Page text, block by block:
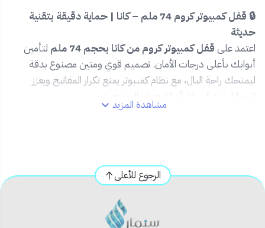
🔒 قفل كمبيوتر كروم 74 ملم – كانا | حماية دقيقة بتقنية
حديثة
اعتمد على قفل كمبيوتر كروم من كانا بحجم 74 ملم
لتأمين
أبوابك بأعلى درجات الأمان. تصميم قوي ومتين مصنوع بدقة
ليمنحك راحة البال، مع نظام كمبيوتر يمنع تكرار المفاتيح ويعزز
الحماية ضد السرقة أو الفتح غير المصرح به.
🧱هيكل من الكروم المقاوم للصدأ والتآكل
حجم 74 ملم مثالي لمعظم الأبواب المنزلية
مشاهدة المزيد
الرجوع للأعلى